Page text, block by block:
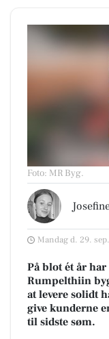
Foto: MR Byg.
Mandag d. 29.
På blot ét år
Rumpelthiin
at levere solidt
give kunderne
til sidste søm.